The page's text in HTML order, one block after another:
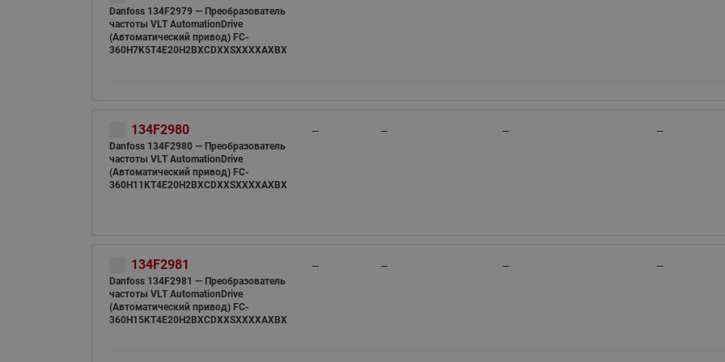
Danfoss 134F2979 — Преобразователь
частоты VLT AutomationDrive
(Автоматический привод) FC-
360H7K5T4E20H2BXCDXXSXXXXAXBX
134F2980
Danfoss 134F2980 — Преобразователь
частоты VLT AutomationDrive
(Автоматический привод) FC-
360H11KT4E20H2BXCDXXSXXXXAXBX
— — — —
134F2981
Danfoss 134F2981 — Преобразователь
частоты VLT AutomationDrive
(Автоматический привод) FC-
360H15KT4E20H2BXCDXXSXXXXAXBX
— — — —